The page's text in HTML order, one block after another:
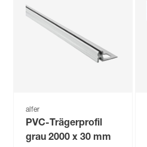
alfer
PVC-Trägerprofil
grau 2000 x 30 mm